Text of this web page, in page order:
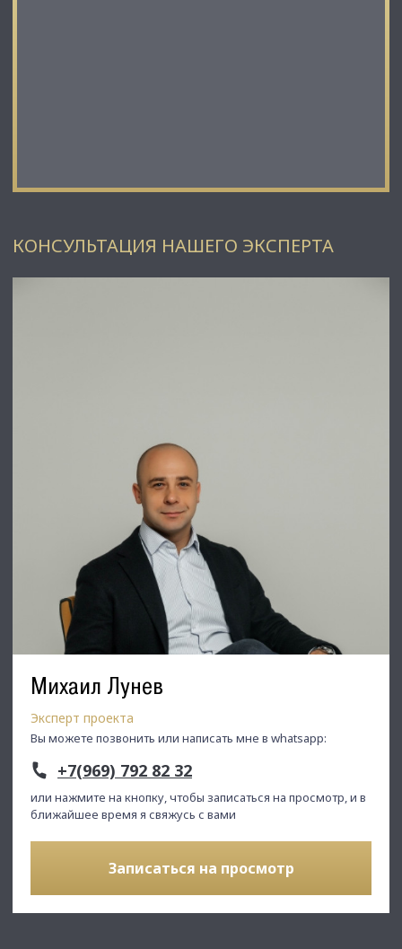
КОНСУЛЬТАЦИЯ НАШЕГО ЭКСПЕРТА
Михаил Лунев
Эксперт проекта
Вы можете позвонить или написать мне в whatsapp:
+7(969) 792 82 32
или нажмите на кнопку, чтобы записаться на просмотр, и в
ближайшее время я свяжусь с вами
Записаться на просмотр